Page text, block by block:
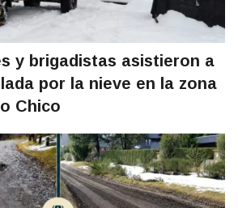
y brigadistas asistieron a
por la nieve en la zona
Chico